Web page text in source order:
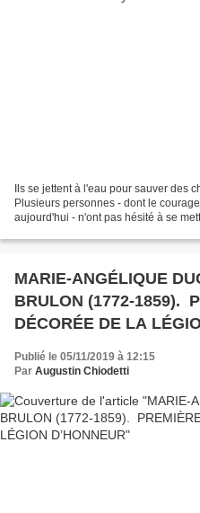
Ils se jettent à l'eau pour sauver des
Plusieurs personnes - dont le
aujourd'hui - n'ont pas hésité à se
MARIE-ANGÉLIQUE
BRULON (1772-1859). PREMIÈRE FEMME
DÉCORÉE DE LA
Publié le 05/11/2019 à 12:15
Par Augustin Chiodetti